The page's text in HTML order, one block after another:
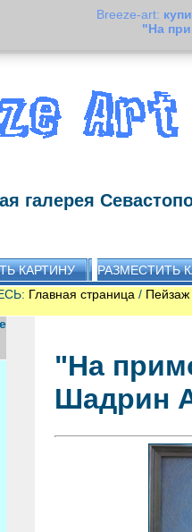
Breeze-art:
"На
галерея
КАРТИНУ
РАЗМЕСТИТЬ
Главная страница / Пейзаж
"На
Шадрин